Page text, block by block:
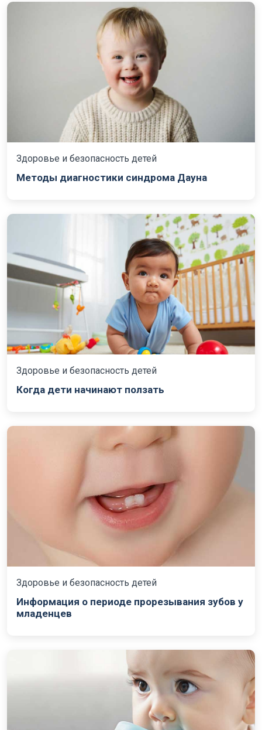
Здоровье и безопасность детей
Методы диагностики синдрома Дауна
Здоровье и безопасность детей
Когда дети начинают ползать
Здоровье и безопасность детей
Информация о периоде прорезывания зубов у
младенцев